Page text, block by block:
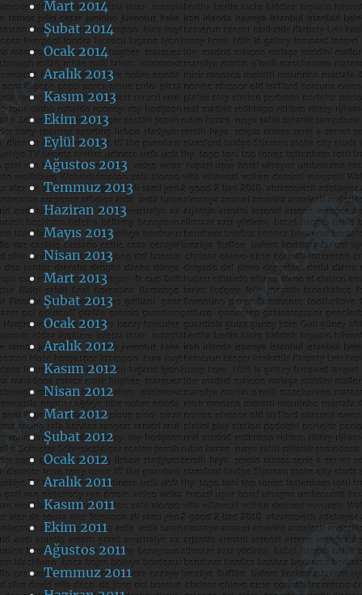
Mart 2014
Şubat 2014
Ocak 2014
Aralık 2013
Kasım 2013
Ekim 2013
Eylül 2013
Ağustos 2013
Temmuz 2013
Haziran 2013
Mayıs 2013
Nisan 2013
Mart 2013
Şubat 2013
Ocak 2013
Aralık 2012
Kasım 2012
Nisan 2012
Mart 2012
Şubat 2012
Ocak 2012
Aralık 2011
Kasım 2011
Ekim 2011
Ağustos 2011
Temmuz 2011